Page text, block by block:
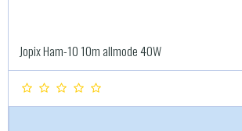
Jopix Ham-10 10m allmode 40W